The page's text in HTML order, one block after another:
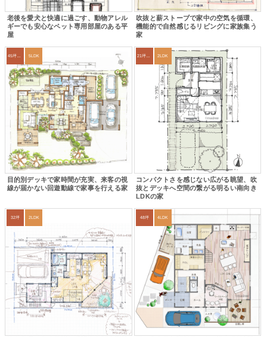
老後を愛犬と快適に過ごす、動物アレル
ギーでも安心なペット専用部屋のある平
屋
吹抜と薪ストーブで家中の空気を循環、
機能的で自然感じるリビングに家族集う
家
5LDK
目的別デッキで家時間が充実、来客の視
線が届かない回遊動線で家事を行える家
21坪〜24坪 2LDK
コンパクトさを感じない広がる眺望、吹
抜とデッキへ空間の繋がる明るい南向き
LDKの家
32坪 2LDK 48坪 4LDK